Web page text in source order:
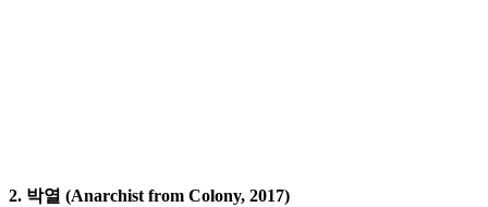
2. 박열 (Anarchist from Colony, 2017)